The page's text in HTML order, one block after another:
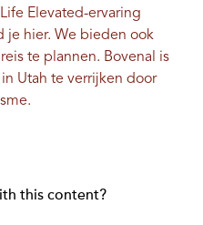
Elevated-ervaring
je hier. We bieden ook
te plannen. Bovenal is
Utah te verrijken door